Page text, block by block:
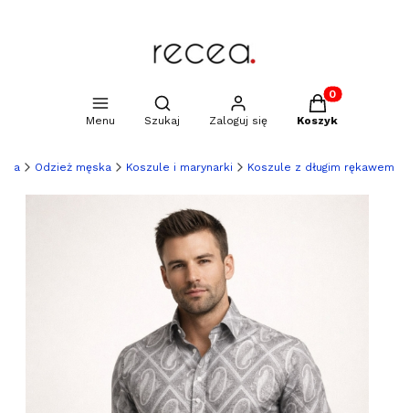
Menu
Otwórz wyszukiwarkę
Szukaj Zaloguj się
Produkty w
Koszyk
Odzież męska Koszule i marynarki Koszule z długim rękawem